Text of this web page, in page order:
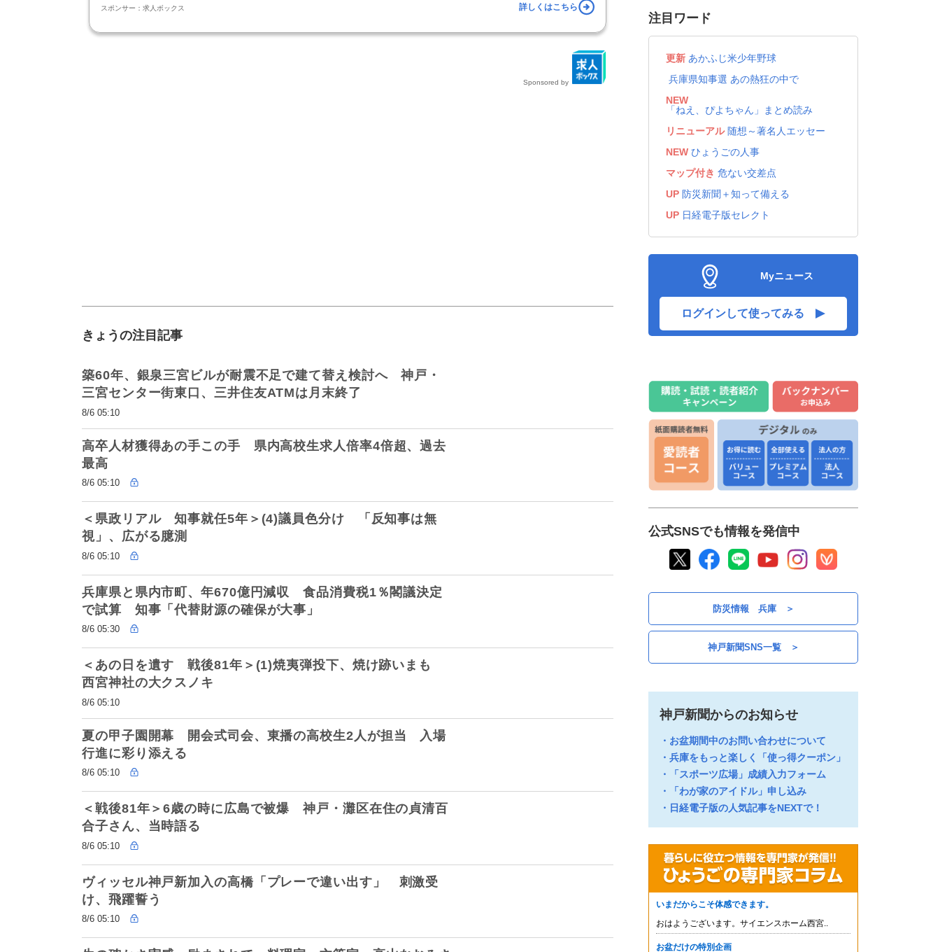
スポンサー：求人ボックス 詳しくはこちら
Sponsored by
きょうの注目記事
築60年、銀泉三宮ビルが耐震不足で建て替え検討へ 神戸・
三宮センター街東口、三井住友ATMは月末終了
8/6 05:10
高卒人材獲得あの手この手 県内高校生求人倍率4倍超、過去
最高
8/6 05:10
＜県政リアル 知事就任5年＞(4)議員色分け 「反知事は無
視」、広がる臆測
8/6 05:10
兵庫県と県内市町、年670億円減収 食品消費税1％閣議決定
で試算 知事「代替財源の確保が大事」
8/6 05:30
＜あの日を遺す 戦後81年＞(1)焼夷弾投下、焼け跡いまも
西宮神社の大クスノキ
8/6 05:10
夏の甲子園開幕 開会式司会、東播の高校生2人が担当 入場
行進に彩り添える
8/6 05:10
＜戦後81年＞6歳の時に広島で被爆 神戸・灘区在住の貞清百
合子さん、当時語る
8/6 05:10
ヴィッセル神戸新加入の高橋「プレーで違い出す」 刺激受
け、飛躍誓う
8/6 05:10
リエで12月6日公演
姫路で野球教室 T－岡田さんら指
導 児童ら100人参加、体の使い方や
盗塁など学ぶ
玩具や絵で乗り物の変遷紹介 ブリ
キ製など140点出品 兵庫県立歴史博
物館
伸電機従業員が体験会 手の動き、
表情で歌詞表現 福崎
喜び悔しさ、選手と共に 甲子園で
ー「まずは1勝」
＜戦後81年＞6歳の時に広島で被爆
当時語る
10代の新鮮な感性紹介 「第6回アー
ト・ティーン公募展」 三木・堀光
美術館
05:10
特殊詐欺被害を水際で阻止 郵便局
員とコンビニ店員に感謝状 兵庫県
警
05:10
指せ2400人観戦 前季比150人増へ
集客策に知恵絞る
日本刀、匠の技を紹介 近畿拠点の7
人が12振り出品 龍野歴史文化資料
色分け 「反知事は無視」、広がる
臆測
築60年、銀泉三宮ビルが耐震不足で
建て替え検討へ 神戸・三宮センタ
ーで違い出す」 刺激受け、飛躍誓
05:10
部活地域展開へ指導者育成 兵庫県
スポーツ協会が研修会開始
社、聖地を堂々行進 地元の応援実
感 全国高校野球選手権大会、甲子
05:10
介護保険会計、2500万円不足 香美
町が繰り入れミス 補正予算で穴埋
め検討
05:10
育てた野菜、月1回の出張販売 就労
支援B型事業所「ドーナツワーク
ス」 豊岡
→新着ニュースをもっと見る
注目ワード
更新 あかふじ米少年野球
兵庫県知事選 あの熱狂の中で
NEW
「ねえ、ぴよちゃん」まとめ読み
リニューアル 随想～著名人エッセー
NEW ひょうごの人事
マップ付き 危ない交差点
UP 防災新聞＋知って備える
UP 日経電子版セレクト
Myニュース
ログインして使ってみる
公式SNSでも情報を発信中
防災情報 兵庫 ＞
神戸新聞SNS一覧 ＞
神戸新聞からのお知らせ
お盆期間中のお問い合わせについて
兵庫をもっと楽しく「使っ得クーポン」
「スポーツ広場」成績入力フォーム
「わが家のアイドル」申し込み
日経電子版の人気記事をNEXTで！